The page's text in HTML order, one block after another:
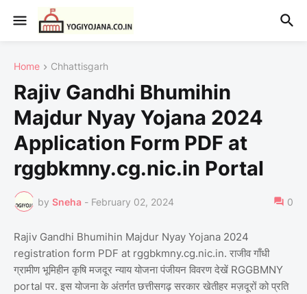
Home Chhattisgarh
Rajiv Gandhi Bhumihin
Majdur Nyay Yojana 2024
Application Form PDF at
rggbkmny.cg.nic.in Portal
by Sneha - February 02, 2024 0
Rajiv Gandhi Bhumihin Majdur Nyay Yojana 2024
registration form PDF at rggbkmny.cg.nic.in. राजीव गाँधी
ग्रामीण भूमिहीन कृषि मजदूर न्याय योजना पंजीयन विवरण देखें RGGBMNY
portal पर. इस योजना के अंतर्गत छत्तीसगढ़ सरकार खेतीहर मज़दूरों को प्रति